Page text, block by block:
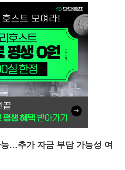
…추가 자금 부담 가능성 여